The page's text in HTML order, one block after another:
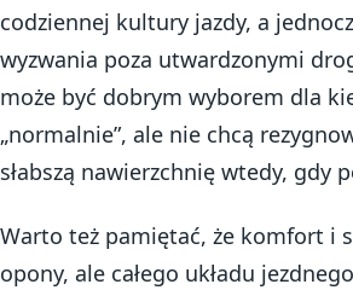
codziennej kultury jazdy, a
wyzwania poza utwardzonymi
może być dobrym wyborem dla
„normalnie”, ale nie chcą
słabszą nawierzchnię wtedy, gdy
Warto też pamiętać, że komfort i
opony, ale całego układu